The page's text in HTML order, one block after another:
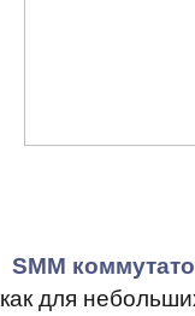
SMM
как для